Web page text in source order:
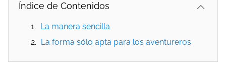
Índice de Contenidos
La manera sencilla
La forma sólo apta para los aventureros